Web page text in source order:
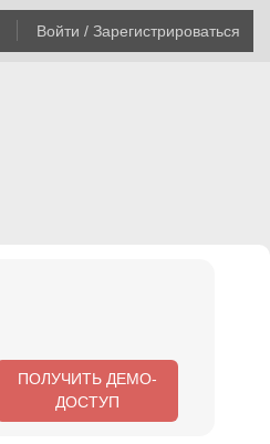
Войти / Зарегистрироваться
ПОЛУЧИТЬ ДЕМО-
ДОСТУП